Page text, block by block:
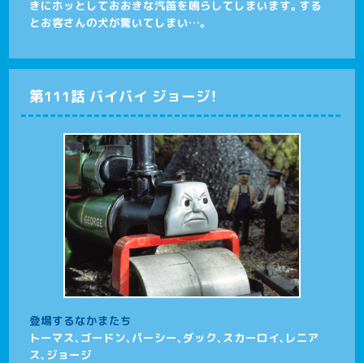
きにホッとしておおきな汽笛を鳴らしてしまいます。する
とお客さんの犬が驚いてしまい…。
第111話 バイバイ ジョージ！
登場するなかまたち
トーマス、ゴードン、パーシー、ダック、スカーロイ、レニア
ス、ジョージ